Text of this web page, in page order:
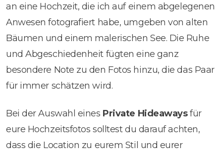
an eine Hochzeit, die ich auf einem abgelegenen
Anwesen fotografiert habe, umgeben von alten
Bäumen und einem malerischen See. Die Ruhe
und Abgeschiedenheit fügten eine ganz
besondere Note zu den Fotos hinzu, die das Paar
für immer schätzen wird.
Bei der Auswahl eines Private Hideawaysfür
eure Hochzeitsfotos solltest du darauf achten,
dass die Location zu eurem Stil und eurer